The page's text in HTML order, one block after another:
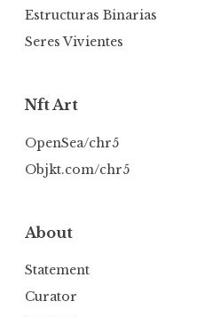
Estructuras Binarias
Seres Vivientes
Nft Art
OpenSea/chr5
Objkt.com/chr5
About
Statement
Curator